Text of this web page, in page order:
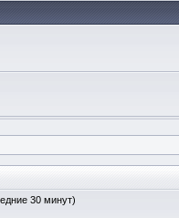
30 минут)